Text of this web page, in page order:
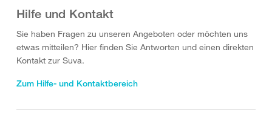
Hilfe und Kontakt
Sie haben Fragen zu unseren Angeboten oder möchten uns
etwas mitteilen? Hier finden Sie Antworten und einen direkten
Kontakt zur Suva.
Zum Hilfe- und Kontaktbereich